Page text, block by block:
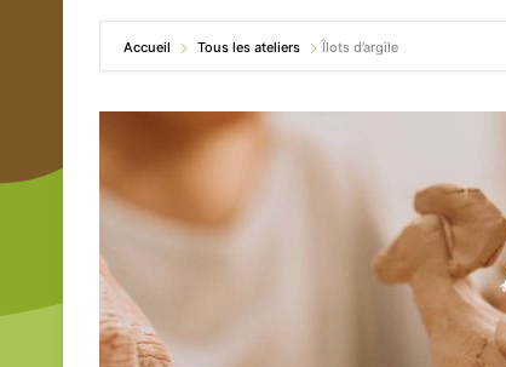
Accueil Tous les ateliers Îlots d’argile